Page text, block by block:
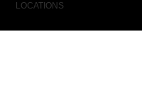
LOCATIONS